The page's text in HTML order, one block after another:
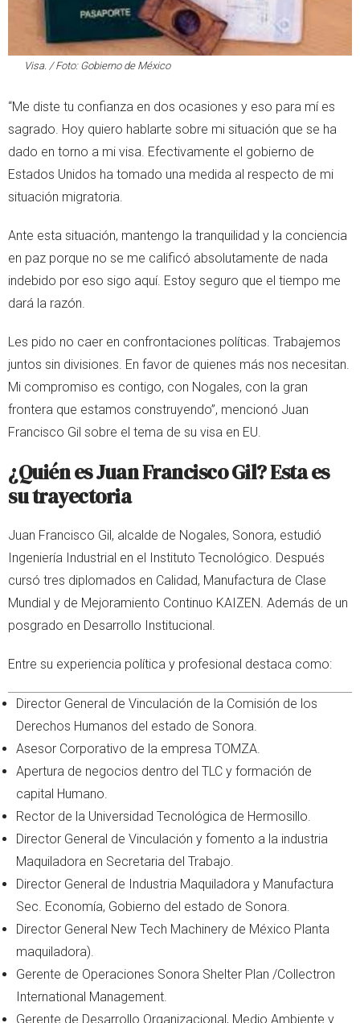
Visa. / Foto: Gobierno de México
“Me diste tu confianza en dos ocasiones y eso para mí es
sagrado. Hoy quiero hablarte sobre mi situación que se ha
dado en torno a mi visa. Efectivamente el gobierno de
Estados Unidos ha tomado una medida al respecto de mi
situación migratoria.
Ante esta situación, mantengo la tranquilidad y la conciencia
en paz porque no se me calificó absolutamente de nada
indebido por eso sigo aquí. Estoy seguro que el tiempo me
dará la razón.
Les pido no caer en confrontaciones políticas. Trabajemos
juntos sin divisiones. En favor de quienes más nos necesitan.
Mi compromiso es contigo, con Nogales, con la gran
frontera que estamos construyendo”, mencionó Juan
Francisco Gil sobre el tema de su visa en EU.
¿Quién es Juan Francisco Gil? Esta es
su trayectoria
Juan Francisco Gil, alcalde de Nogales, Sonora, estudió
Ingeniería Industrial en el Instituto Tecnológico. Después
cursó tres diplomados en Calidad, Manufactura de Clase
Mundial y de Mejoramiento Continuo KAIZEN. Además de un
posgrado en Desarrollo Institucional.
Entre su experiencia política y profesional destaca como:
Director General de Vinculación de la Comisión de los
Derechos Humanos del estado de Sonora.
Asesor Corporativo de la empresa TOMZA.
Apertura de negocios dentro del TLC y formación de
capital Humano.
Rector de la Universidad Tecnológica de Hermosillo.
Director General de Vinculación y fomento a la industria
Maquiladora en Secretaria del Trabajo.
Director General de Industria Maquiladora y Manufactura
Sec. Economía, Gobierno del estado de Sonora.
Director General New Tech Machinery de México Planta
maquiladora).
Gerente de Operaciones Sonora Shelter Plan /Collectron
International Management.
Gerente de Desarrollo Organizacional, Medio Ambiente y